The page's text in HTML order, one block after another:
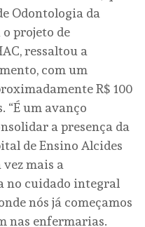
Odontologia da
projeto de
ressaltou a
com um
R$ 100
“É um avanço
a presença da
de Ensino Alcides
mais a
no cuidado integral
nós já começamos
nas enfermarias.